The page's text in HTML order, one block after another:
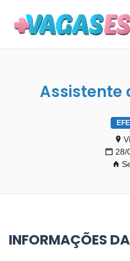
Assistente
28/
INFORMAÇÕES